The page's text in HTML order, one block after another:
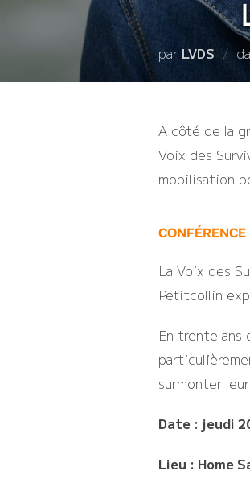
par LVDS
A côté de la
Voix des
mobilisation
La Voix des
Petitcollin
En trente ans
surmonter
Date : jeudi
Lieu : Home